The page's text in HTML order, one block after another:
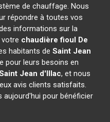
de chauffage. Nous
répondre à toutes vos
informations sur la
chaudière fioul De
habitants deSaint Jean
pour leurs besoins en
Jean d'Illac, et nous
avis clients satisfaits.
pour bénéficier